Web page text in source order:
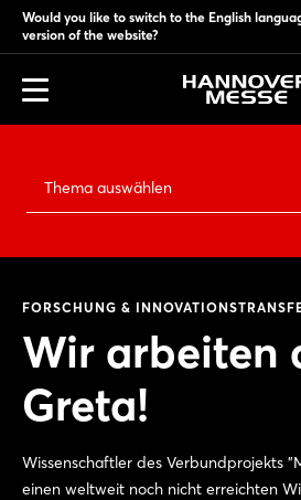
Would you like to switch to the English
version of the website?
Thema auswählen
FORSCHUNG &
Wir arbeiten
Greta!
Wissenschaftler des Verbundprojekts
einen weltweit noch nicht erreichten